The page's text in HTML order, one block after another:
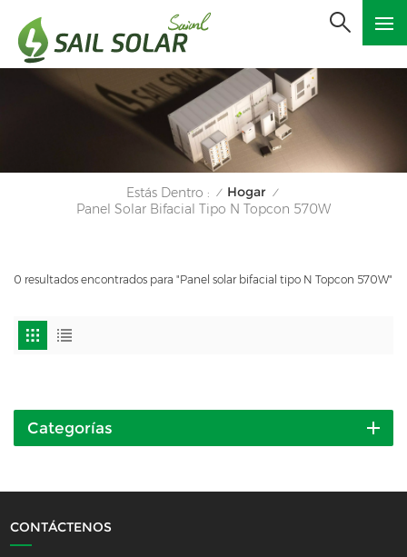
Estás Dentro : / Hogar /
Panel Solar Bifacial Tipo N Topcon 570W
0 resultados encontrados para "Panel solar bifacial tipo N Topcon 570W"
Categorías
CONTÁCTENOS